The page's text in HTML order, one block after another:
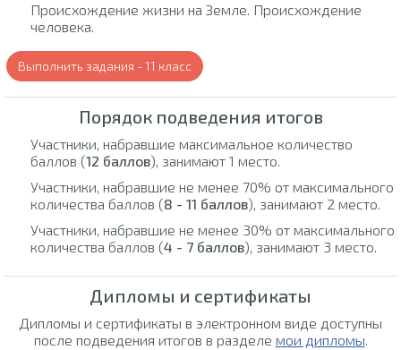
Происхождение жизни на Земле. Происхождение
человека.
Выполнить задания - 11 класс
Порядок подведения итогов
Участники, набравшие максимальное количество
баллов (12 баллов), занимают 1 место.
Участники, набравшие не менее 70% от максимального
количества баллов (8 - 11 баллов), занимают 2 место.
Участники, набравшие не менее 30% от максимального
количества баллов (4 - 7 баллов), занимают 3 место.
Дипломы и сертификаты
Дипломы и сертификаты в электронном виде доступны
после подведения итогов в разделе мои дипломы.